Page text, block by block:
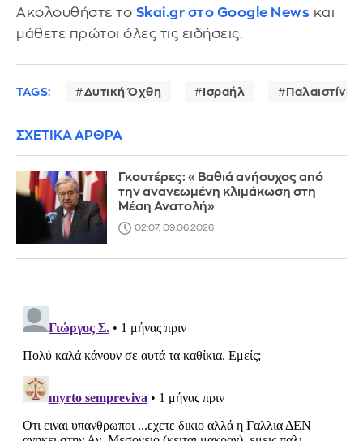
Ακολουθήστε το Skai.gr στο Google News και
μάθετε πρώτοι όλες τις ειδήσεις.
TAGS: Δυτική Όχθη Ισραήλ Παλαιστίνιοι
ΣΧΕΤΙΚΑ ΑΡΘΡΑ
Γκουτέρες: «Βαθιά ανήσυχος από
την ανανεωμένη κλιμάκωση στη
Μέση Ανατολή»
02:07, 09.06.2026